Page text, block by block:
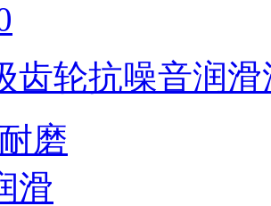
齿轮抗噪音润滑